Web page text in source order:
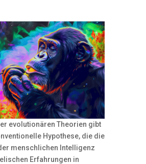
evolutionären Theorien gibt
Hypothese, die die
menschlichen Intelligenz
Erfahrungen in